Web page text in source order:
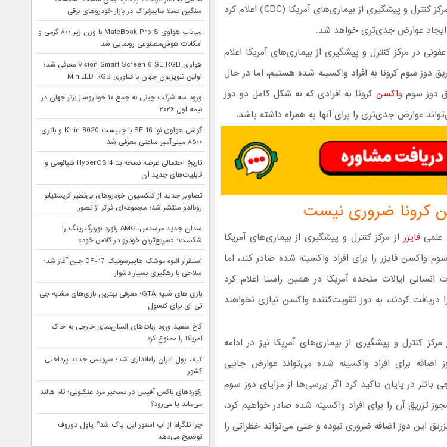
معاون مدیر بیماری‌های عفونی در مرکز کنترل و پیشگیری از بیماری‌های آمریکا (CDC) اعلام کرد
ایجاد عوارض جدی‌تری خواهد شد.
در مرکز کنترل و پیشگیری از بیماری‌های آمریکا اعلام
دوز سوم کرونا به افراد واکسینه شده هستیم، اما در حال
دوز سوم واکسن کرونا به افرادی که به شکل کامل دو دوز
عوارض جدی‌تری را برای آنها به همراه داشته باشد.
کرونا ضروری نیست
علمیفایزر از مرکز کنترل و پیشگیری از بیماری‌های آمریکا
واکسن فایزر را برای افراد واکسینه شده صادر کند، اما
ایالات متحده آمریکا در همین راستا اعلام کرد
کردند، به دوز تقویت‌کننده واکسن نیازی نخواهند
کنترل و پیشگیری از بیماری‌های آمریکا نیز در ادامه
اضافه برای افراد واکسینه شده می‌تواند عوارض جانبی
در پایان تاکید کرد اگر بررسی‌ها از مزایای دوز سوم
تزریق آن را برای افراد واکسینه شده صادر خواهیم کرد،
این دوز اضافه ضروری نبوده و حتی می‌تواند خطراتی را
سنگین تسلا سایبرتراک در بازار خودروهای برقی
لپ‌تاپ هواوی MateBook Pro S با وزن زیر ۸۰۰ گرمی و
امکانات هوش‌مصنوعی رونمایی شد
هواوی Vision Smart Screen 6 SE RGB معرفی شد؛
اولین تلویزیون جهان با فناوری MiniLED RGB
ورود سه شرکت چینی به جمع ۱۰ خودروساز برتر جهان در
نیمه اول ۲۰۲۶
گوشی هواوی نوا 16 SE با چیپست Kirin 8020 و باتری
۸۵۰۰ میلی‌آمپر ساعتی معرفی شد
تاریخ احتمالی عرضه نسخه بتا HyperOS 4 شیائومی و
قابلیت‌های جدید آن
تصاویر جدید از کلکسیون خودروهای بی‌نظیر کریستیانو
رونالدو منتشر شد؛ مجموعه‌ای فراتر از تصور
سدان جدید مرسدس-AMG رکورد نوربرگ‌رینگ را
شکست؛ «سریع‌ترین خودرو در کلاس خود»
استقرار انبوه موشک هایپرسونیک DF-17 چین آغاز شد؛
سلاحی با رهگیری بسیار دشوار
بازی های شبیه GTA؛ معرفی بهترین بازی‌های مشابه جی
تی ای برای کنسول
کاخ سفید ورود ربات‌های انسان‌نمای خارجی به خاک
آمریکا را ممنوع کرد
کیف پول ایران راه‌اندازی شد؛ سرویس جدید پرداختی
کشور
رکوردهای باکس آفیس در تسخیر مرد عنکبوتی؛ تام هالند
می‌ماند یا می‌رود؟
چرا تلگرام از اپ استور اپل پاک شد؟ پاول دوروف
توضیح می‌دهد